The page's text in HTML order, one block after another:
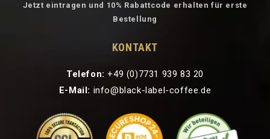
Jetzt eintragen und 10% Rabattcode erhalten für erste
Bestellung
KONTAKT
Telefon: +49 (0)7731 939 83 20
E-Mail: info@black-label-coffee.de